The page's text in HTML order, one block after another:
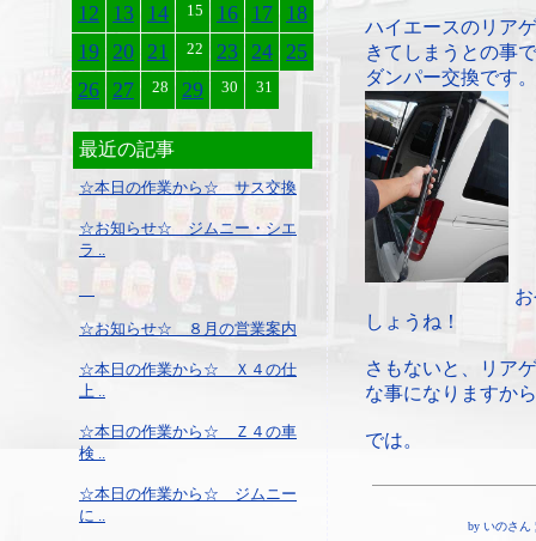
12
13 14 15 16 17 18
19 20 21 22 23 24 25
26 27 28 29 30 31
最近の記事
☆本日の作業から☆ サス交換
☆お知らせ☆ ジムニー・シエ
ラ ..
☆お知らせ☆ ８月の営業案内
☆本日の作業から☆ Ｘ４の仕
上 ..
☆本日の作業から☆ Ｚ４の車
検 ..
☆本日の作業から☆ ジムニー
に ..
ハイエースのリア
きてしまうとの事で
ダンパー交換です。
しょうね！
さもないと、リア
な事になりますか
では。
by いのさん